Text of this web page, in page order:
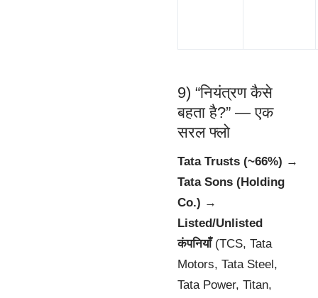
9) “नियंत्रण कैसे
बहता है?” — एक
सरल फ्लो
Tata Trusts (~66%) →
Tata Sons (Holding
Co.) →
Listed/Unlisted
कंपनियाँ(TCS, Tata
Motors, Tata Steel,
Tata Power, Titan,